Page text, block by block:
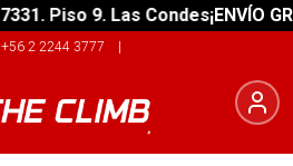
Piso 9. Las Condes¡ENVÍO
+56 2 2244 3777 |